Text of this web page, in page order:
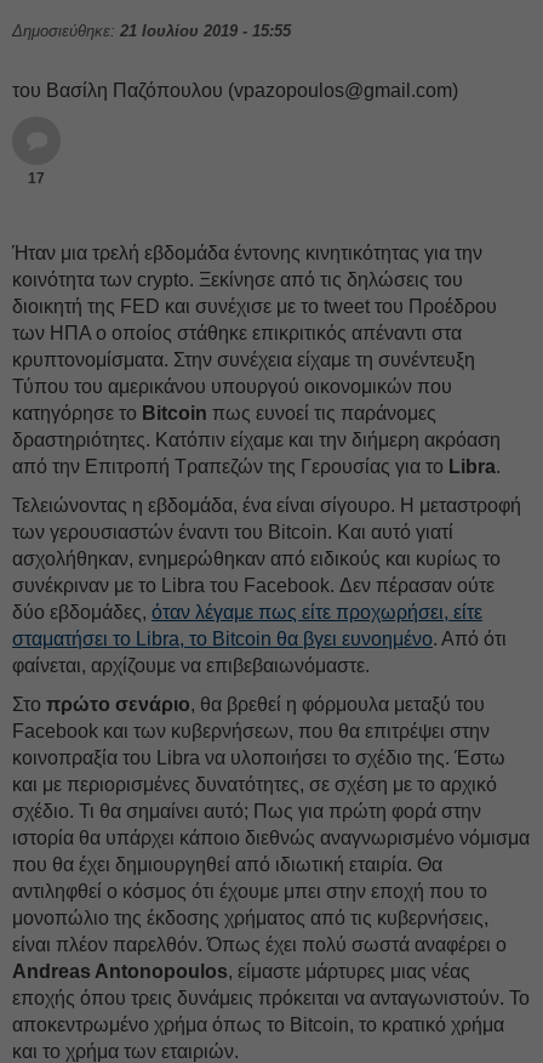
Δημοσιεύθηκε: 21 Ιουλίου 2019 - 15:55
του Βασίλη Παζόπουλου (vpazopoulos@gmail.com)
17
Ήταν μια τρελή εβδομάδα έντονης κινητικότητας για την
κοινότητα των crypto. Ξεκίνησε από τις δηλώσεις του
διοικητή της FED και συνέχισε με το tweet του Προέδρου
των ΗΠΑ ο οποίος στάθηκε επικριτικός απέναντι στα
κρυπτονομίσματα. Στην συνέχεια είχαμε τη συνέντευξη
Τύπου του αμερικάνου υπουργού οικονομικών που
κατηγόρησε το Bitcoin πως ευνοεί τις παράνομες
δραστηριότητες. Κατόπιν είχαμε και την διήμερη ακρόαση
από την Επιτροπή Τραπεζών της Γερουσίας για το Libra.
Τελειώνοντας η εβδομάδα, ένα είναι σίγουρο. Η μεταστροφή
των γερουσιαστών έναντι του Bitcoin. Και αυτό γιατί
ασχολήθηκαν, ενημερώθηκαν από ειδικούς και κυρίως το
συνέκριναν με το Libra του Facebook. Δεν πέρασαν ούτε
δύο εβδομάδες, όταν λέγαμε πως είτε προχωρήσει, είτε
σταματήσει το Libra, το Bitcoin θα βγει ευνοημένο. Από ότι
φαίνεται, αρχίζουμε να επιβεβαιωνόμαστε.
Στο πρώτο σενάριο, θα βρεθεί η φόρμουλα μεταξύ του
Facebook και των κυβερνήσεων, που θα επιτρέψει στην
κοινοπραξία του Libra να υλοποιήσει το σχέδιο της. Έστω
και με περιορισμένες δυνατότητες, σε σχέση με το αρχικό
σχέδιο. Τι θα σημαίνει αυτό; Πως για πρώτη φορά στην
ιστορία θα υπάρχει κάποιο διεθνώς αναγνωρισμένο νόμισμα
που θα έχει δημιουργηθεί από ιδιωτική εταιρία. Θα
αντιληφθεί ο κόσμος ότι έχουμε μπει στην εποχή που το
μονοπώλιο της έκδοσης χρήματος από τις κυβερνήσεις,
είναι πλέον παρελθόν. Όπως έχει πολύ σωστά αναφέρει ο
Andreas Antonopoulos, είμαστε μάρτυρες μιας νέας
εποχής όπου τρεις δυνάμεις πρόκειται να ανταγωνιστούν. Το
αποκεντρωμένο χρήμα όπως το Bitcoin, το κρατικό χρήμα
και το χρήμα των εταιριών.